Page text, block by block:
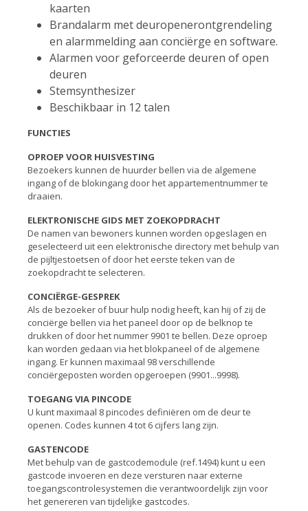
kaarten
Brandalarm met deuropenerontgrendeling
en alarmmelding aan conciërge en software.
Alarmen voor geforceerde deuren of open
deuren
Stemsynthesizer
Beschikbaar in 12 talen
FUNCTIES
OPROEP VOOR HUISVESTING
Bezoekers kunnen de huurder bellen via de algemene
ingang of de blokingang door het appartementnummer te
draaien.
ELEKTRONISCHE GIDS MET ZOEKOPDRACHT
De namen van bewoners kunnen worden opgeslagen en
geselecteerd uit een elektronische directory met behulp van
de pijltjestoetsen of door het eerste teken van de
zoekopdracht te selecteren.
CONCIËRGE-GESPREK
Als de bezoeker of buur hulp nodig heeft, kan hij of zij de
conciërge bellen via het paneel door op de belknop te
drukken of door het nummer 9901 te bellen. Deze oproep
kan worden gedaan via het blokpaneel of de algemene
ingang. Er kunnen maximaal 98 verschillende
conciërgeposten worden opgeroepen (9901...9998).
TOEGANG VIA PINCODE
U kunt maximaal 8 pincodes definiëren om de deur te
openen. Codes kunnen 4 tot 6 cijfers lang zijn.
GASTENCODE
Met behulp van de gastcodemodule (ref.1494) kunt u een
gastcode invoeren en deze versturen naar externe
toegangscontrolesystemen die verantwoordelijk zijn voor
het genereren van tijdelijke gastcodes.